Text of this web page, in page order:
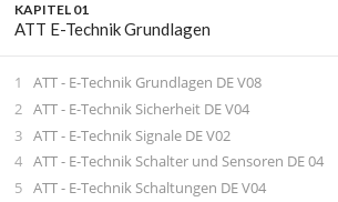
KAPITEL 01
ATT E-Technik Grundlagen
ATT - E-Technik Grundlagen DE V08
ATT - E-Technik Sicherheit DE V04
ATT - E-Technik Signale DE V02
ATT - E-Technik Schalter und Sensoren DE 04
ATT - E-Technik Schaltungen DE V04